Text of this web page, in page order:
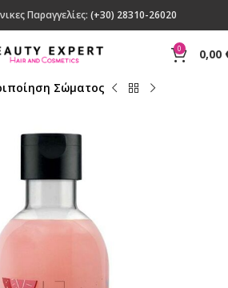
Παραγγελίες: (+30) 28310-26020
0 0,00
Σώματος